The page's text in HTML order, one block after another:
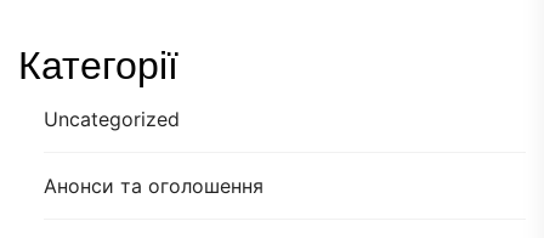
Категорії
Uncategorized
Анонси та оголошення